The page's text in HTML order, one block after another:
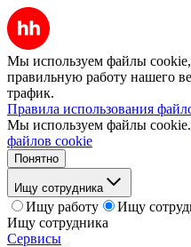
Мы используем файлы cookie,
правильную работу нашего
трафик.
Правила использования
Мы используем файлы cookie.
файлов cookie
Понятно
Ищу сотрудника
Ищу работу
Ищу
Ищу сотрудника
Сервисы